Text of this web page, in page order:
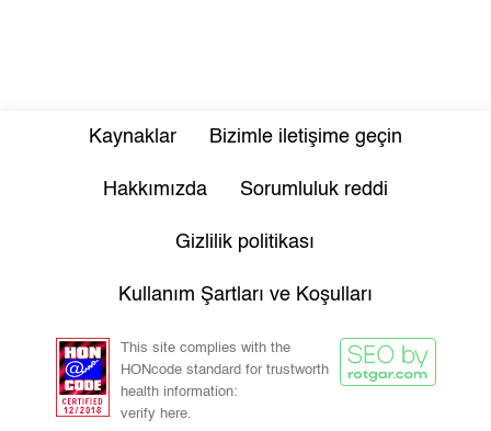
Kaynaklar Bizimle iletişime geçin
Hakkımızda Sorumluluk reddi
Gizlilik politikası
Kullanım Şartları ve Koşulları
This site complies with the
HONcode standard for trustworth
health information:
verify here.